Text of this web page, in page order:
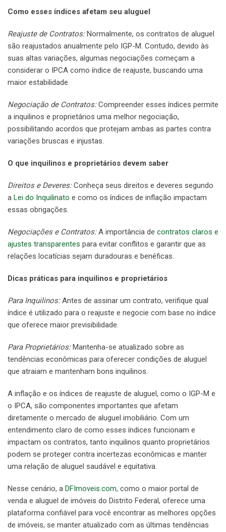
Como esses índices afetam seu aluguel
Reajuste de Contratos:Normalmente, os contratos de aluguel
são reajustados anualmente pelo IGP-M. Contudo, devido às
suas altas variações, algumas negociações começam a
considerar o IPCA como índice de reajuste, buscando uma
maior estabilidade.
Negociação de Contratos:Compreender esses índices permite
a inquilinos e proprietários uma melhor negociação,
possibilitando acordos que protejam ambas as partes contra
variações bruscas e injustas.
O que inquilinos e proprietários devem saber
Direitos e Deveres:Conheça seus direitos e deveres segundo
a Lei do Inquilinato e como os índices de inflação impactam
essas obrigações.
Negociações e Contratos:A importância de contratos claros e
ajustes transparentes para evitar conflitos e garantir que as
relações locatícias sejam duradouras e benéficas.
Dicas práticas para inquilinos e proprietários
Para Inquilinos:Antes de assinar um contrato, verifique qual
índice é utilizado para o reajuste e negocie com base no índice
que oferece maior previsibilidade.
Para Proprietários:Mantenha-se atualizado sobre as
tendências econômicas para oferecer condições de aluguel
que atraiam e mantenham bons inquilinos.
A inflação e os índices de reajuste de aluguel, como o IGP-M e
o IPCA, são componentes importantes que afetam
diretamente o mercado de aluguel imobiliário. Com um
entendimento claro de como esses índices funcionam e
impactam os contratos, tanto inquilinos quanto proprietários
podem se proteger contra incertezas econômicas e manter
uma relação de aluguel saudável e equitativa.
Nesse cenário, a DFImoveis.com, como o maior portal de
venda e aluguel de imóveis do Distrito Federal, oferece uma
plataforma confiável para você encontrar as melhores opções
de imóveis, se manter atualizado com as últimas tendências